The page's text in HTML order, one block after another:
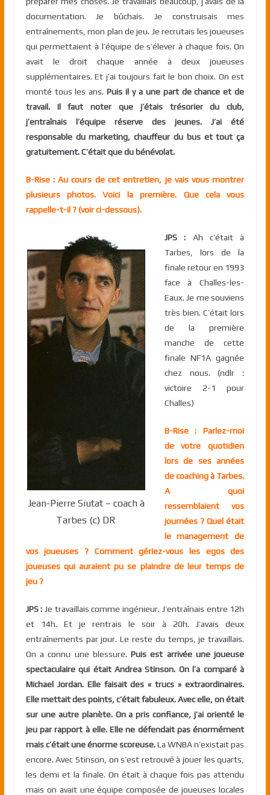
documentation. Je bûchais. Je construisais mes
entraînements, mon plan de jeu. Je recrutais les joueuses
qui permettaient à l’équipe de s’élever à chaque fois. On
avait le droit chaque année à deux joueuses
supplémentaires. Et j’ai toujours fait le bon choix. On est
monté tous les ans.Puis il y a une part de chance et de
travail. Il faut noter que j’étais trésorier du club,
j’entraînais l’équipe réserve des jeunes. J’ai été
responsable du marketing, chauffeur du bus et tout ça
gratuitement. C’était que du bénévolat.
B-Rise : Au cours de cet entretien, je vais vous montrer
plusieurs photos. Voici la première. Que cela vous
rappelle-t-il ? (voir ci-dessous).
Jean-Pierre Siutat – coach à
Tarbes (c) DR
JPS : Ah c’était à
Tarbes, lors de la
finale retour en 1993
face à Challes-les-
Eaux. Je me souviens
très bien. C’était lors
de la première
manche de cette
finale NF1A gagnée
chez nous. (ndlr :
victoire 2-1 pour
Challes)
B-Rise : Parlez-moi
de votre quotidien
lors de ses années
de coaching à Tarbes.
A quoi
ressemblaient vos
journées ? Quel était
le management de
vos joueuses ? Comment gériez-vous les egos des
joueuses qui auraient pu se plaindre de leur temps de
jeu ?
JPS : Je travaillais comme ingénieur. J’entraînais entre 12h
et 14h. Et je rentrais le soir à 20h. J’avais deux
entraînements par jour. Le reste du temps, je travaillais.
On a connu une blessure.Puis est arrivée une joueuse
spectaculaire qui était Andrea Stinson. On l’a comparé à
Michael Jordan. Elle faisait des « trucs » extraordinaires.
Elle mettait des points, c’était fabuleux. Avec elle, on était
sur une autre planète. On a pris confiance, j’ai orienté le
jeu par rapport à elle. Elle ne défendait pas énormément
mais c’était une énorme scoreuse.La WNBA n’existait pas
encore. Avec Stinson, on s’est retrouvé à jouer les quarts,
les demi et la finale. On était à chaque fois pas attendu
mais on avait une équipe composée de joueuses locales